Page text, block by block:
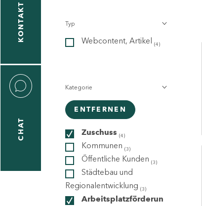
KONTAKT
CHAT
Typ
Webcontent, Artikel (4)
Kategorie
ENTFERNEN
Zuschuss (4)
Kommunen (3)
Öffentliche Kunden (3)
Städtebau und
Regionalentwicklung (3)
Arbeitsplatzförderun